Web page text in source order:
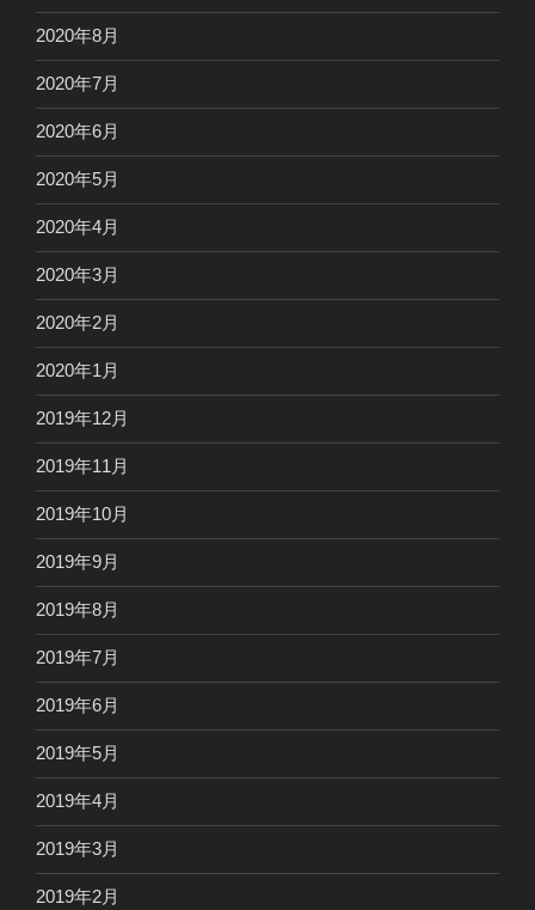
2020年8月
2020年7月
2020年6月
2020年5月
2020年4月
2020年3月
2020年2月
2020年1月
2019年12月
2019年11月
2019年10月
2019年9月
2019年8月
2019年7月
2019年6月
2019年5月
2019年4月
2019年3月
2019年2月